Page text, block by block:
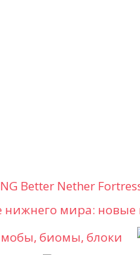
Better Nether
биомы, блоки